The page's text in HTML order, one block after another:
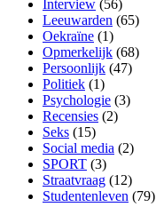
Interview (56)
Leeuwarden (65)
Oekraïne (1)
Opmerkelijk (68)
Persoonlijk (47)
Politiek (1)
Psychologie (3)
Recensies (2)
Seks (15)
Social media (2)
SPORT (3)
Straatvraag (12)
Studentenleven (79)